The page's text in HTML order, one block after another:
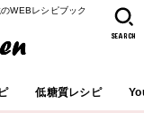
WEBレシピブック
低糖質レシピ
SEARCH